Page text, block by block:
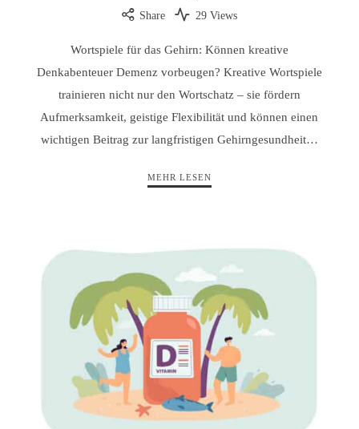
Share 29 Views
Wortspiele für das Gehirn: Können kreative
Denkabenteuer Demenz vorbeugen? Kreative Wortspiele
trainieren nicht nur den Wortschatz – sie fördern
Aufmerksamkeit, geistige Flexibilität und können einen
wichtigen Beitrag zur langfristigen Gehirngesundheit…
MEHR LESEN